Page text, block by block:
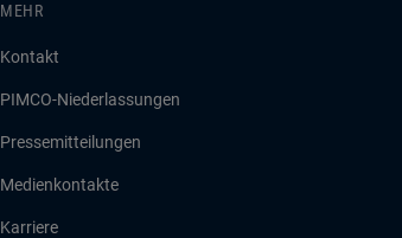
MEHR
Kontakt
PIMCO-Niederlassungen
Pressemitteilungen
Medienkontakte
Karriere